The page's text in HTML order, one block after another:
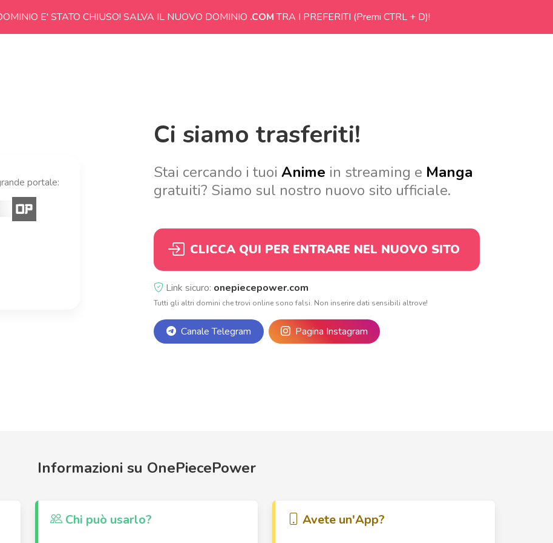
E' STATO CHIUSO! SALVA IL NUOVO DOMINIO .COMTRA I PREFERITI (Premi CTRL + D)!
portale:
Ci siamo trasferiti!
Stai cercando i tuoi Anime in streaming e Manga
gratuiti? Siamo sul nostro nuovo sito ufficiale.
CLICCA QUI PER ENTRARE NEL NUOVO SITO
Link sicuro: onepiecepower.com
Tutti gli altri domini che trovi online sono falsi. Non inserire dati sensibili altrove!
Canale Telegram Pagina Instagram
Informazioni su OnePiecePower
Chi può usarlo? Avete un'App?